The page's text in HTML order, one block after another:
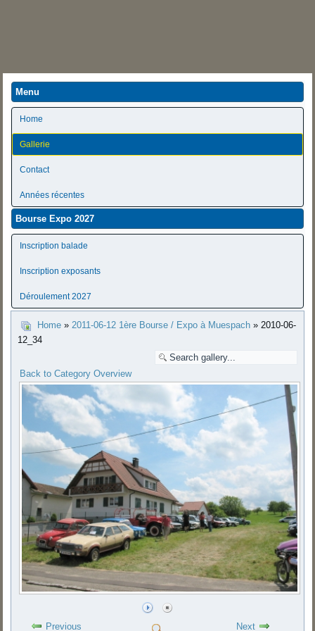
Menu
Home
Gallerie
Contact
Années récentes
Bourse Expo 2027
Inscription balade
Inscription exposants
Déroulement 2027
Home »2011-06-12 1ère Bourse / Expo à Muespach» 2010-06-
12_34
Back to Category Overview
Previous Next